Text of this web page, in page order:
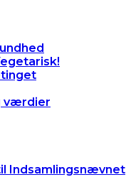
værdier
Indsamlingsnævnet